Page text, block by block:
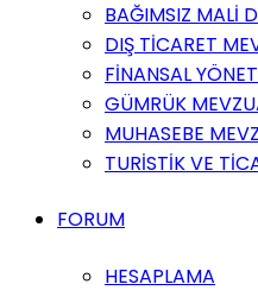
BAĞIMSIZ MALİ
DIŞ TİCARET
FİNANSAL
GÜMRÜK
MUHASEBE
TURİSTİK VE
FORUM
HESAPLAMA